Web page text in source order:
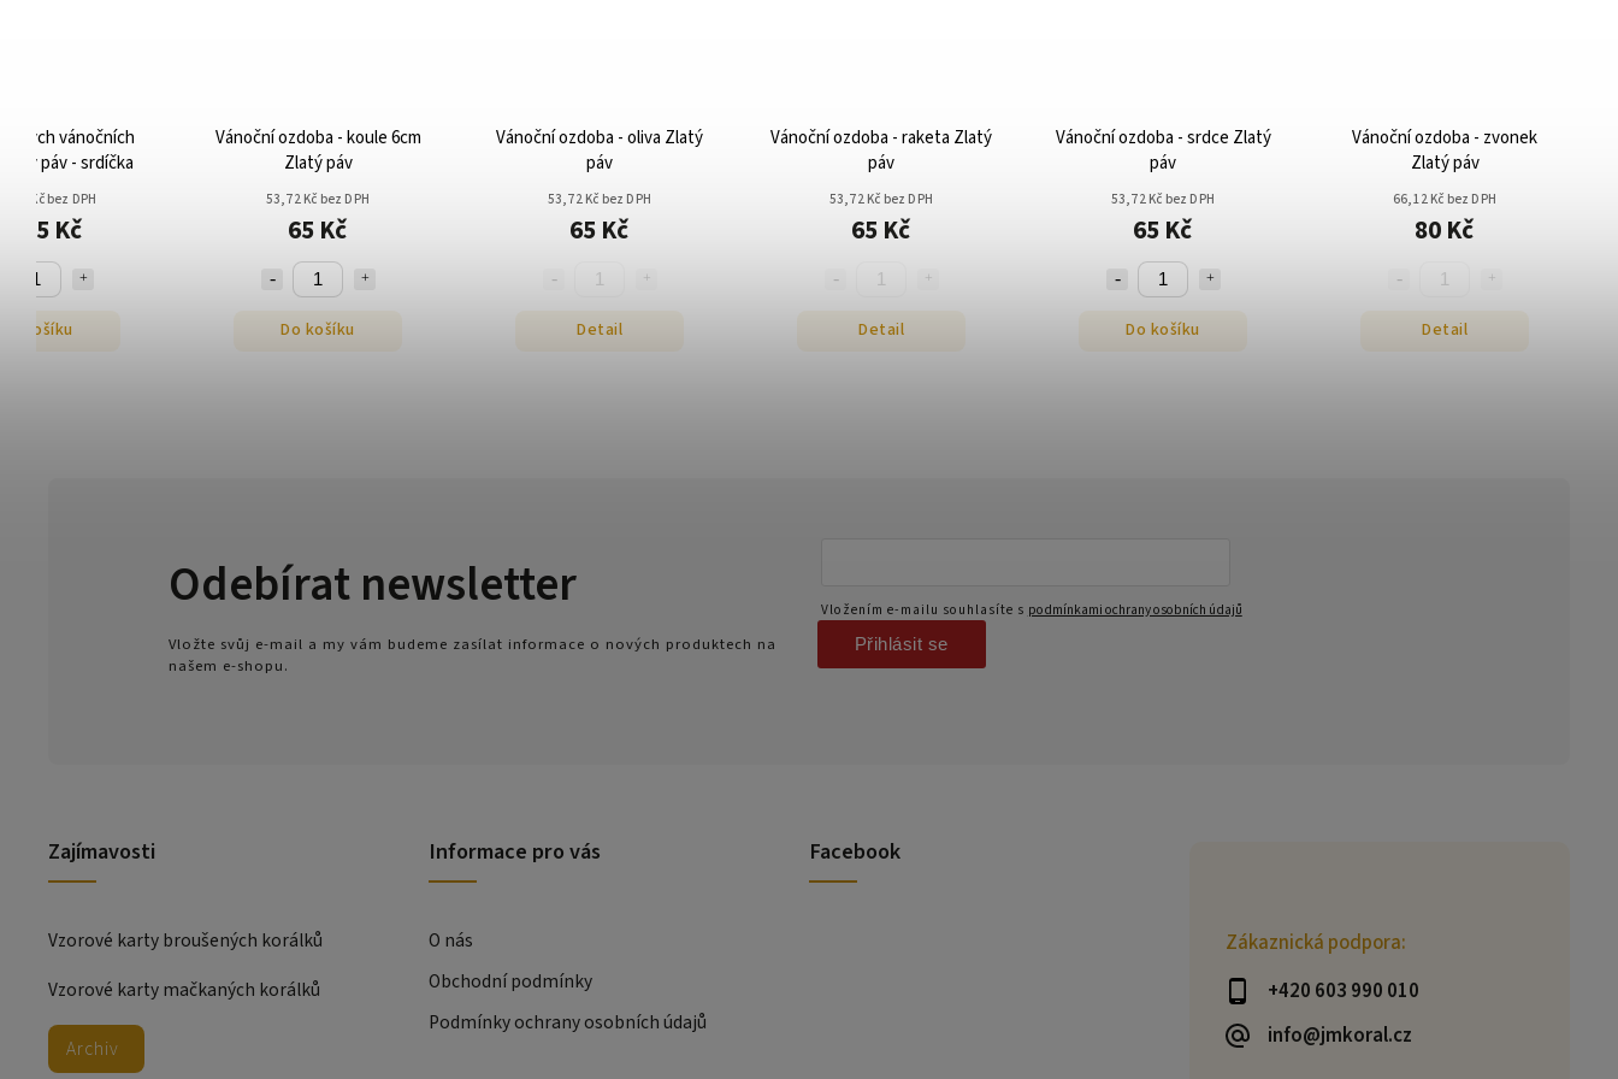
vánočních
páv - srdíčka
Kč bez DPH
355 Kč
Do košíku
Vánoční ozdoba - koule 6cm
Zlatý páv
53,72 Kč bez DPH
65 Kč
Do košíku
Vánoční ozdoba - oliva Zlatý
páv
53,72 Kč bez DPH
65 Kč
Detail
Vánoční ozdoba - raketa Zlatý
páv
53,72 Kč bez DPH
65 Kč
Detail
Vánoční ozdoba - srdce Zlatý
páv
53,72 Kč bez DPH
65 Kč
Do košíku
Vánoční ozdoba - zvonek
Zlatý páv
66,12 Kč bez DPH
80 Kč
Detail
Zákaznická podpora:
+420 603 990 010
info@jmkoral.cz
Zajímavosti
Vzorové karty broušených korálků
Vzorové karty mačkaných korálků
Archiv
Odebírat newsletter
Vložte svůj e-mail a my vám budeme zasílat informace o nových produktech na
našem e-shopu.
Vložením e-mailu souhlasíte s podmínkami ochrany osobních údajů
Přihlásit se
Informace pro vás
O nás
Obchodní podmínky
Podmínky ochrany osobních údajů
Facebook